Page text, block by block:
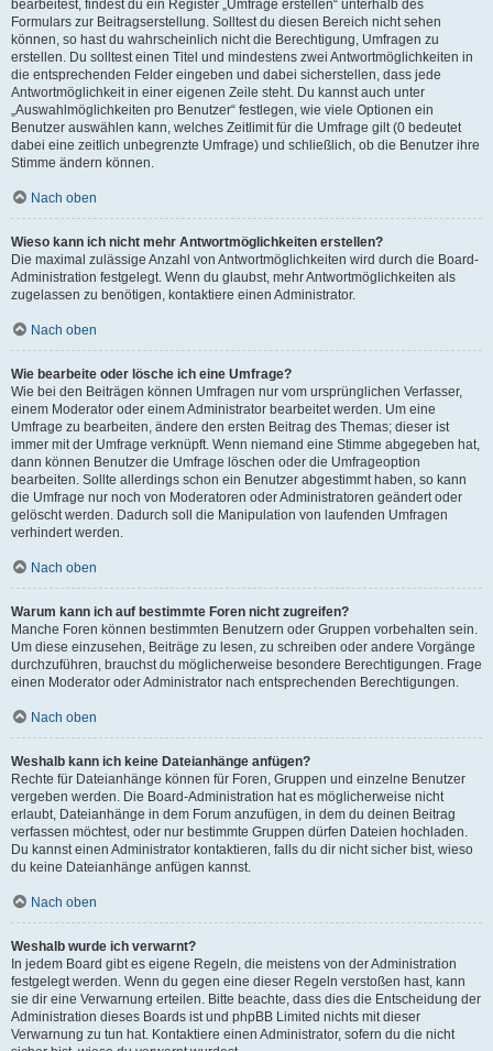
bearbeitest, findest du ein Register „Umfrage erstellen“ unterhalb des
Formulars zur Beitragserstellung. Solltest du diesen Bereich nicht sehen
können, so hast du wahrscheinlich nicht die Berechtigung, Umfragen zu
erstellen. Du solltest einen Titel und mindestens zwei Antwortmöglichkeiten in
die entsprechenden Felder eingeben und dabei sicherstellen, dass jede
Antwortmöglichkeit in einer eigenen Zeile steht. Du kannst auch unter
„Auswahlmöglichkeiten pro Benutzer“ festlegen, wie viele Optionen ein
Benutzer auswählen kann, welches Zeitlimit für die Umfrage gilt (0 bedeutet
dabei eine zeitlich unbegrenzte Umfrage) und schließlich, ob die Benutzer ihre
Stimme ändern können.
Nach oben
Wieso kann ich nicht mehr Antwortmöglichkeiten erstellen?
Die maximal zulässige Anzahl von Antwortmöglichkeiten wird durch die Board-
Administration festgelegt. Wenn du glaubst, mehr Antwortmöglichkeiten als
zugelassen zu benötigen, kontaktiere einen Administrator.
Nach oben
Wie bearbeite oder lösche ich eine Umfrage?
Wie bei den Beiträgen können Umfragen nur vom ursprünglichen Verfasser,
einem Moderator oder einem Administrator bearbeitet werden. Um eine
Umfrage zu bearbeiten, ändere den ersten Beitrag des Themas; dieser ist
immer mit der Umfrage verknüpft. Wenn niemand eine Stimme abgegeben hat,
dann können Benutzer die Umfrage löschen oder die Umfrageoption
bearbeiten. Sollte allerdings schon ein Benutzer abgestimmt haben, so kann
die Umfrage nur noch von Moderatoren oder Administratoren geändert oder
gelöscht werden. Dadurch soll die Manipulation von laufenden Umfragen
verhindert werden.
Nach oben
Warum kann ich auf bestimmte Foren nicht zugreifen?
Manche Foren können bestimmten Benutzern oder Gruppen vorbehalten sein.
Um diese einzusehen, Beiträge zu lesen, zu schreiben oder andere Vorgänge
durchzuführen, brauchst du möglicherweise besondere Berechtigungen. Frage
einen Moderator oder Administrator nach entsprechenden Berechtigungen.
Nach oben
Weshalb kann ich keine Dateianhänge anfügen?
Rechte für Dateianhänge können für Foren, Gruppen und einzelne Benutzer
vergeben werden. Die Board-Administration hat es möglicherweise nicht
erlaubt, Dateianhänge in dem Forum anzufügen, in dem du deinen Beitrag
verfassen möchtest, oder nur bestimmte Gruppen dürfen Dateien hochladen.
Du kannst einen Administrator kontaktieren, falls du dir nicht sicher bist, wieso
du keine Dateianhänge anfügen kannst.
Nach oben
Weshalb wurde ich verwarnt?
In jedem Board gibt es eigene Regeln, die meistens von der Administration
festgelegt werden. Wenn du gegen eine dieser Regeln verstoßen hast, kann
sie dir eine Verwarnung erteilen. Bitte beachte, dass dies die Entscheidung der
Administration dieses Boards ist und phpBB Limited nichts mit dieser
Verwarnung zu tun hat. Kontaktiere einen Administrator, sofern du die nicht